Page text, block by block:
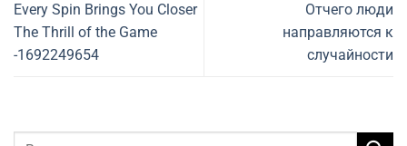
Every Spin Brings You Closer
The Thrill of the Game
-1692249654
Отчего люди
направляются к
случайности